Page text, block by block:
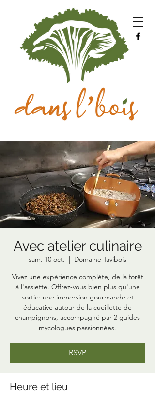
Avec atelier culinaire
sam. 10 oct.
  |
Domaine Tavibois
Vivez une expérience complète, de la forêt
à l'assiette. Offrez-vous bien plus qu'une
sortie: une immersion gourmande et
éducative autour de la cueillette de
champignons, accompagné par 2 guides
mycologues passionnées.
RSVP
Heure et lieu